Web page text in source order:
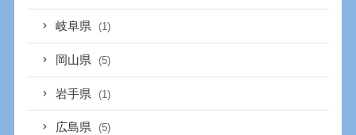
岐阜県 (1)
岡山県 (5)
岩手県 (1)
広島県 (5)